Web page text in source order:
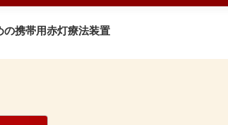
の携帯用赤灯療法装置